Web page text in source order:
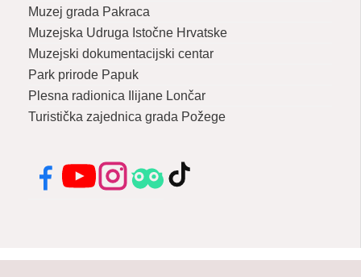
Muzej grada Pakraca
Muzejska Udruga Istočne Hrvatske
Muzejski dokumentacijski centar
Park prirode Papuk
Plesna radionica Ilijane Lončar
Turistička zajednica grada Požege
FacebookYouTubeInstagramTripadvisor
TikTok